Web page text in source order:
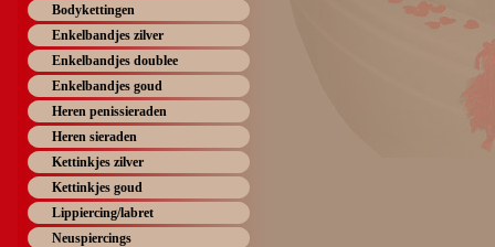
Bodykettingen
Enkelbandjes zilver
Enkelbandjes doublee
Enkelbandjes goud
Heren penissieraden
Heren sieraden
Kettinkjes zilver
Kettinkjes goud
Lippiercing/labret
Neuspiercings